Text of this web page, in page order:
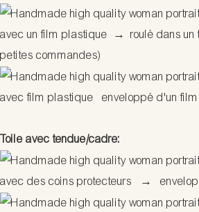
avec un film plastique
→ roulé dans
petites commandes)
avec film plastique enveloppé d'un
Toile avec tendue/cadre:
avec des coins protecteurs
→